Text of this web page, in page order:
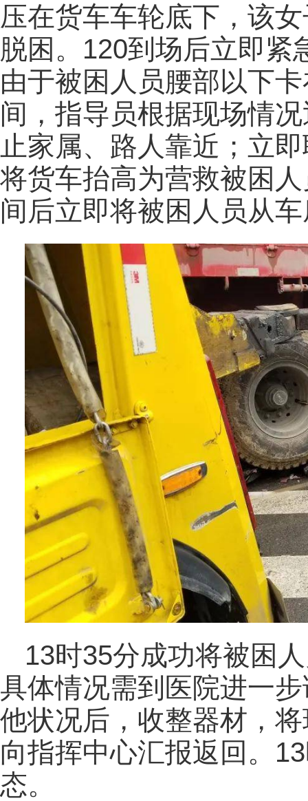
压在货车车轮底下，该
脱困。120到场后立即紧
由于被困人员腰部以下
间，指导员根据现场情
止家属、路人靠近；立
将货车抬高为营救被困
间后立即将被困人员从
13时35分成功将被困
具体情况需到医院进一
他状况后，收整器材，
向指挥中心汇报返回。
态。